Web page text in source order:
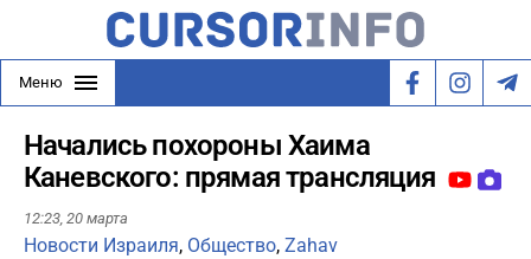
Меню
Начались похороны Хаима
Каневского: прямая трансляция
12:23, 20 марта
Новости Израиля, Общество, Zahav